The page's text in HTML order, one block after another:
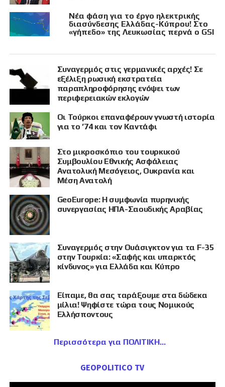
Νέα φάση για το έργο ηλεκτρικής
διασύνδεσης Ελλάδας-Κύπρου! Στο
«γήπεδο» της Λευκωσίας περνά ο GSI
Συναγερμός στις γερμανικές αρχές! Σε
εξέλιξη ρωσική εκστρατεία
παραπληροφόρησης ενόψει των
περιφερειακών εκλογών
Οι Τούρκοι επαναφέρουν γνωστή ιστορία
για το ’74 και τον Καντάφι
Στο μικροσκόπιο του τουρκικού
Συμβουλίου Εθνικής Ασφάλειας
Ανατολική Μεσόγειος, Ουκρανία και
Μέση Ανατολή
GeoEurope: Η συμφωνία πυρηνικής
συνεργασίας ΗΠΑ-Σαουδικής Αραβίας
Συναγερμός στην Ουάσιγκτον για τα F-35
στην Τουρκία: «Σαφής και υπαρκτός
κίνδυνος» για Ελλάδα και Κύπρο
Είπαμε, θα σας ταράξουμε στα δώδεκα
μίλια! Ψηφίστε τώρα τους Νομικούς
Ελλήσποντους
Περισσότερα για ΠΟΛΙΤΙΚΗ
GEOPOLITICO TV